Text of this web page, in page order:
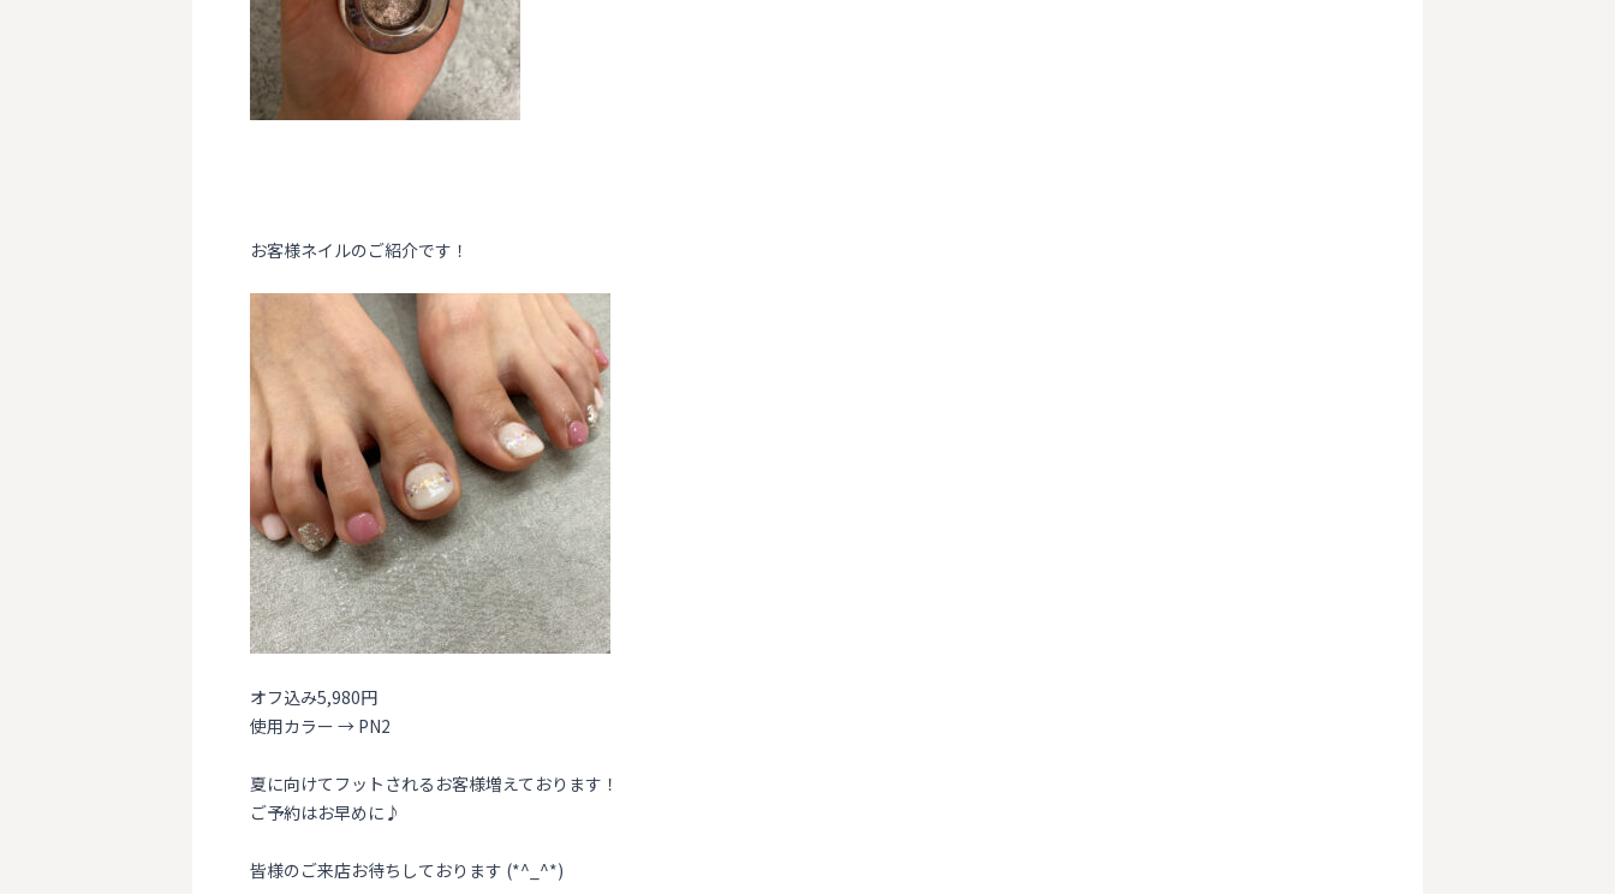
お客様ネイルのご紹介です！
オフ込み5,980円
使用カラー → PN2
夏に向けてフットされるお客様増えております！
ご予約はお早めに♪
皆様のご来店お待ちしております (*^_^*)